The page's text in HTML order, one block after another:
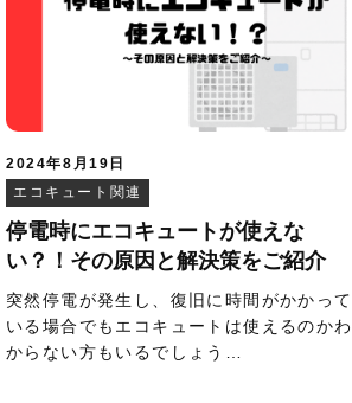
2024年8月19日
エコキュート関連
停電時にエコキュートが使えな
い？！その原因と解決策をご紹介
突然停電が発生し、復旧に時間がかかって
いる場合でもエコキュートは使えるのかわ
からない方もいるでしょう…